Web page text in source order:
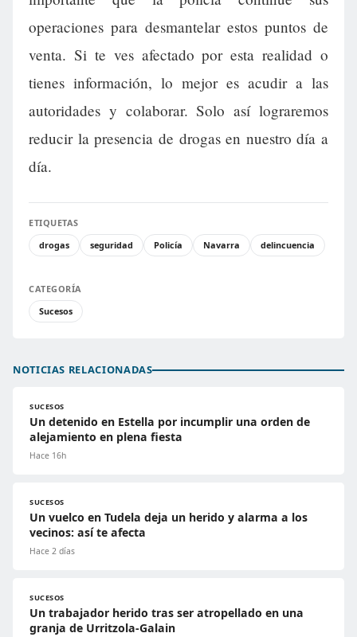
operaciones para desmantelar estos puntos de
venta. Si te ves afectado por esta realidad o
tienes información, lo mejor es acudir a las
autoridades y colaborar. Solo así lograremos
reducir la presencia de drogas en nuestro día a
día.
ETIQUETAS
drogas
seguridad Policía Navarra delincuencia
CATEGORÍA
Sucesos
NOTICIAS RELACIONADAS
SUCESOS
Un detenido en Estella por incumplir una orden de
alejamiento en plena fiesta
Hace 16h
SUCESOS
Un vuelco en Tudela deja un herido y alarma a los
vecinos: así te afecta
Hace 2 días
SUCESOS
Un trabajador herido tras ser atropellado en una
granja de Urritzola-Galain